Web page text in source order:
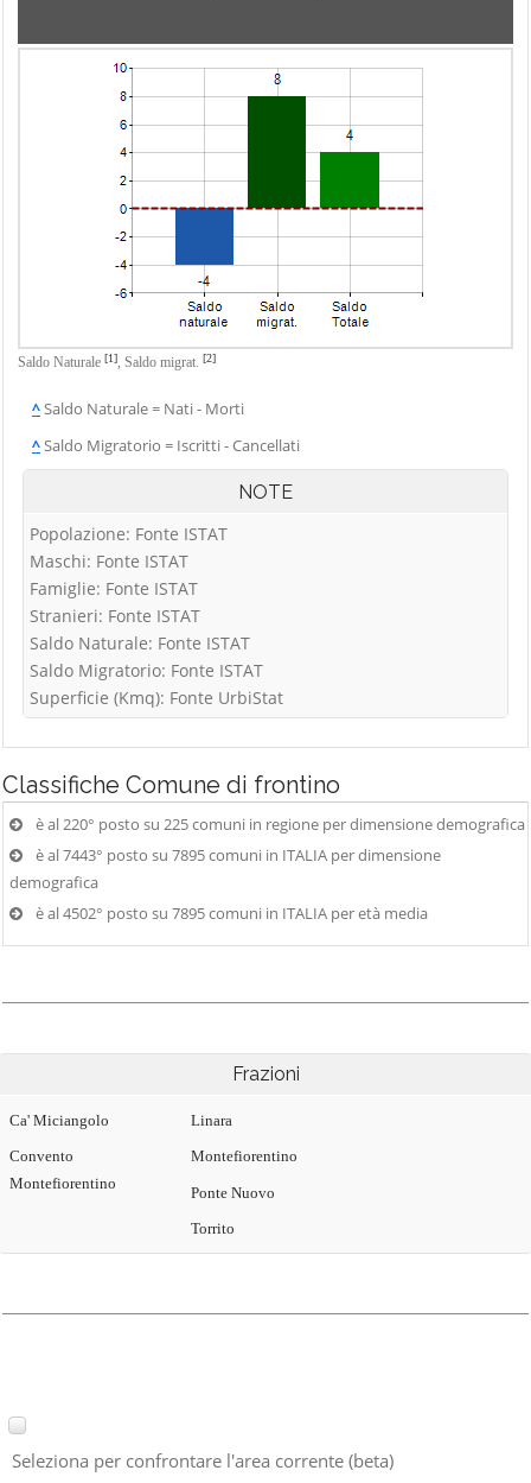
Saldo Naturale [1], Saldo migrat. [2]
^Saldo Naturale = Nati - Morti
^Saldo Migratorio = Iscritti - Cancellati
NOTE
Popolazione: Fonte ISTAT
Maschi: Fonte ISTAT
Famiglie: Fonte ISTAT
Stranieri: Fonte ISTAT
Saldo Naturale: Fonte ISTAT
Saldo Migratorio: Fonte ISTAT
Superficie (Kmq): Fonte UrbiStat
Classifiche Comune di frontino
è al 220° posto su 225 comuni in regione per dimensione demografica
è al 7443° posto su 7895 comuni in ITALIA per dimensione
demografica
è al 4502° posto su 7895 comuni in ITALIA per età media
Frazioni
Ca' Miciangolo
Convento
Montefiorentino
Linara
Montefiorentino
Ponte Nuovo
Torrito
Seleziona per confrontare l'area corrente (beta)